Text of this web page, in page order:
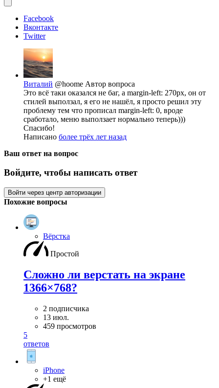
Facebook
Вконтакте
Twitter
Виталий @hoome Автор вопроса
Это всё таки оказался не баг, а margin-left: 270px, он от
стилей выползал, я его не нашёл, я просто решил эту
проблему тем что прописал margin-left: 0, вроде
сработало, меню выползает нормально теперь)))
Спасибо!
Написано более трёх лет назад
Ваш ответ на вопрос
Войдите, чтобы написать ответ
Войти через центр авторизации
Похожие вопросы
Вёрстка
Простой
Сложно ли верстать на экране
1366×768?
2 подписчика
13 июл.
459 просмотров
5
ответов
iPhone
+1 ещё